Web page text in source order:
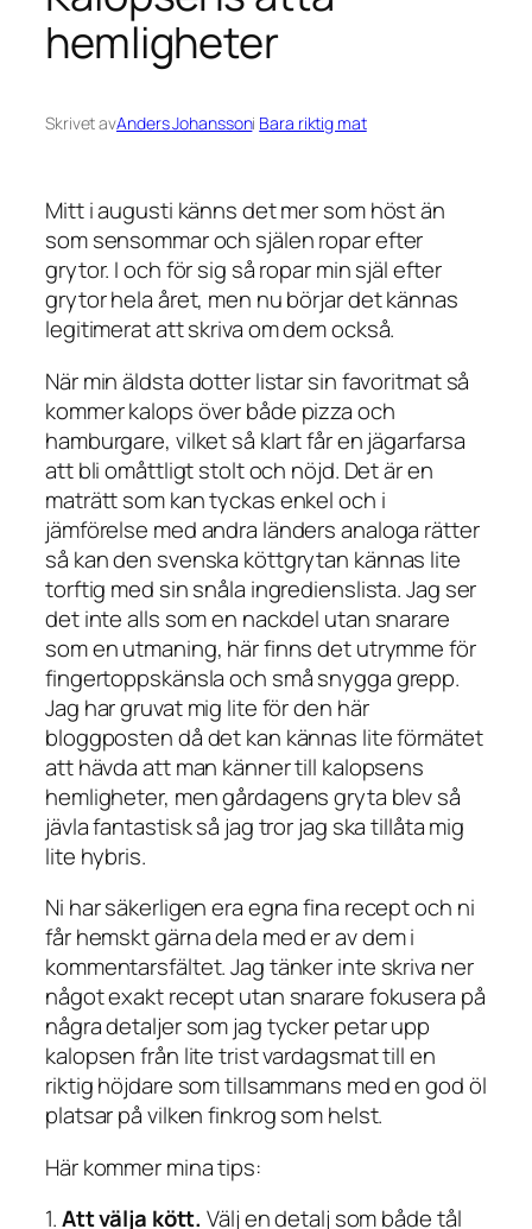
hemligheter
Skrivet avAnders Johanssoni Bara riktig mat
Mitt i augusti känns det mer som höst än
som sensommar och själen ropar efter
grytor. I och för sig så ropar min själ efter
grytor hela året, men nu börjar det kännas
legitimerat att skriva om dem också.
När min äldsta dotter listar sin favoritmat så
kommer kalops över både pizza och
hamburgare, vilket så klart får en jägarfarsa
att bli omåttligt stolt och nöjd. Det är en
maträtt som kan tyckas enkel och i
jämförelse med andra länders analoga rätter
så kan den svenska köttgrytan kännas lite
torftig med sin snåla ingredienslista. Jag ser
det inte alls som en nackdel utan snarare
som en utmaning, här finns det utrymme för
fingertoppskänsla och små snygga grepp.
Jag har gruvat mig lite för den här
bloggposten då det kan kännas lite förmätet
att hävda att man känner till kalopsens
hemligheter, men gårdagens gryta blev så
jävla fantastisk så jag tror jag ska tillåta mig
lite hybris.
Ni har säkerligen era egna fina recept och ni
får hemskt gärna dela med er av dem i
kommentarsfältet. Jag tänker inte skriva ner
något exakt recept utan snarare fokusera på
några detaljer som jag tycker petar upp
kalopsen från lite trist vardagsmat till en
riktig höjdare som tillsammans med en god öl
platsar på vilken finkrog som helst.
Här kommer mina tips:
1.Att välja kött.Välj en detalj som både tål